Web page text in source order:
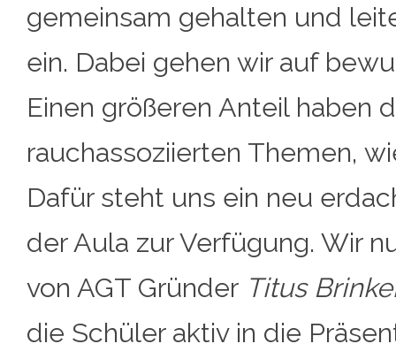
gemeinsam gehalten und
ein. Dabei gehen wir auf
Einen größeren Anteil haben
rauchassoziierten Themen,
Dafür steht uns ein neu
der Aula zur Verfügung. Wir
von AGT Gründer Titus
die Schüler aktiv in die